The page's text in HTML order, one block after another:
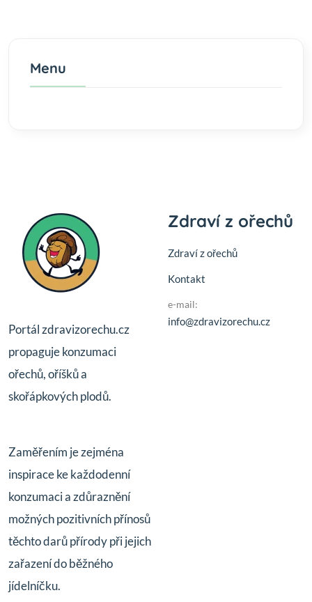
Menu
Portál zdravizorechu.cz
propaguje konzumaci
ořechů, oříšků a
skořápkových plodů.
Zaměřením je zejména
inspirace ke každodenní
konzumaci a zdůraznění
možných pozitivních přínosů
těchto darů přírody při jejich
zařazení do běžného
jídelníčku.
Zdraví z ořechů
Zdraví z ořechů
Kontakt
e-mail:
info@zdravizorechu.cz